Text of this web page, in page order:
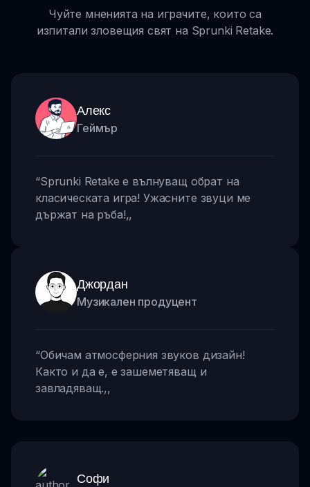
Чуйте мненията на играчите, които са
изпитали зловещия свят на Sprunki Retake.
Алекс
Геймър
“Sprunki Retake е вълнуващ обрат на
класическата игра! Ужасните звуци ме
държат на ръба!,,
Джордан
Музикален продуцент
“Обичам атмосферния звуков дизайн!
Както и да е, е зашеметяващ и
завладяващ.,,
Софи